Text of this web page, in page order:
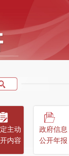
主动
内容
政府信息
公开年报